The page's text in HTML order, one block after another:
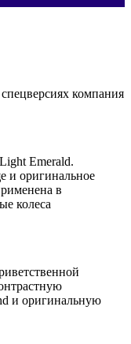
компания
Emerald.
и оригинальное
в
колеса
и оригинальную